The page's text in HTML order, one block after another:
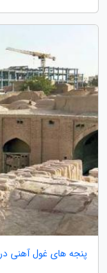
پنجه های غول آهنی